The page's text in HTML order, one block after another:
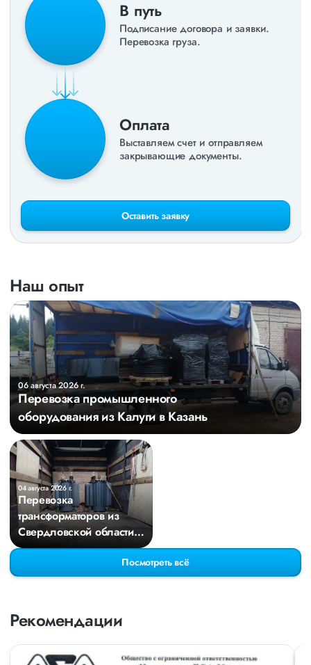
В путь
Подписание договора и заявки.
Перевозка груза.
Оплата
Выставляем счет и отправляем
закрывающие документы.
Оставить заявку
Наш опыт
06 августа 2026 г.
Перевозка промышленного
оборудования из Калуги в Казань
04 августа 2026 г.
Перевозка
трансформаторов из
Свердловской области в
Киров
Посмотреть всё
Рекомендации